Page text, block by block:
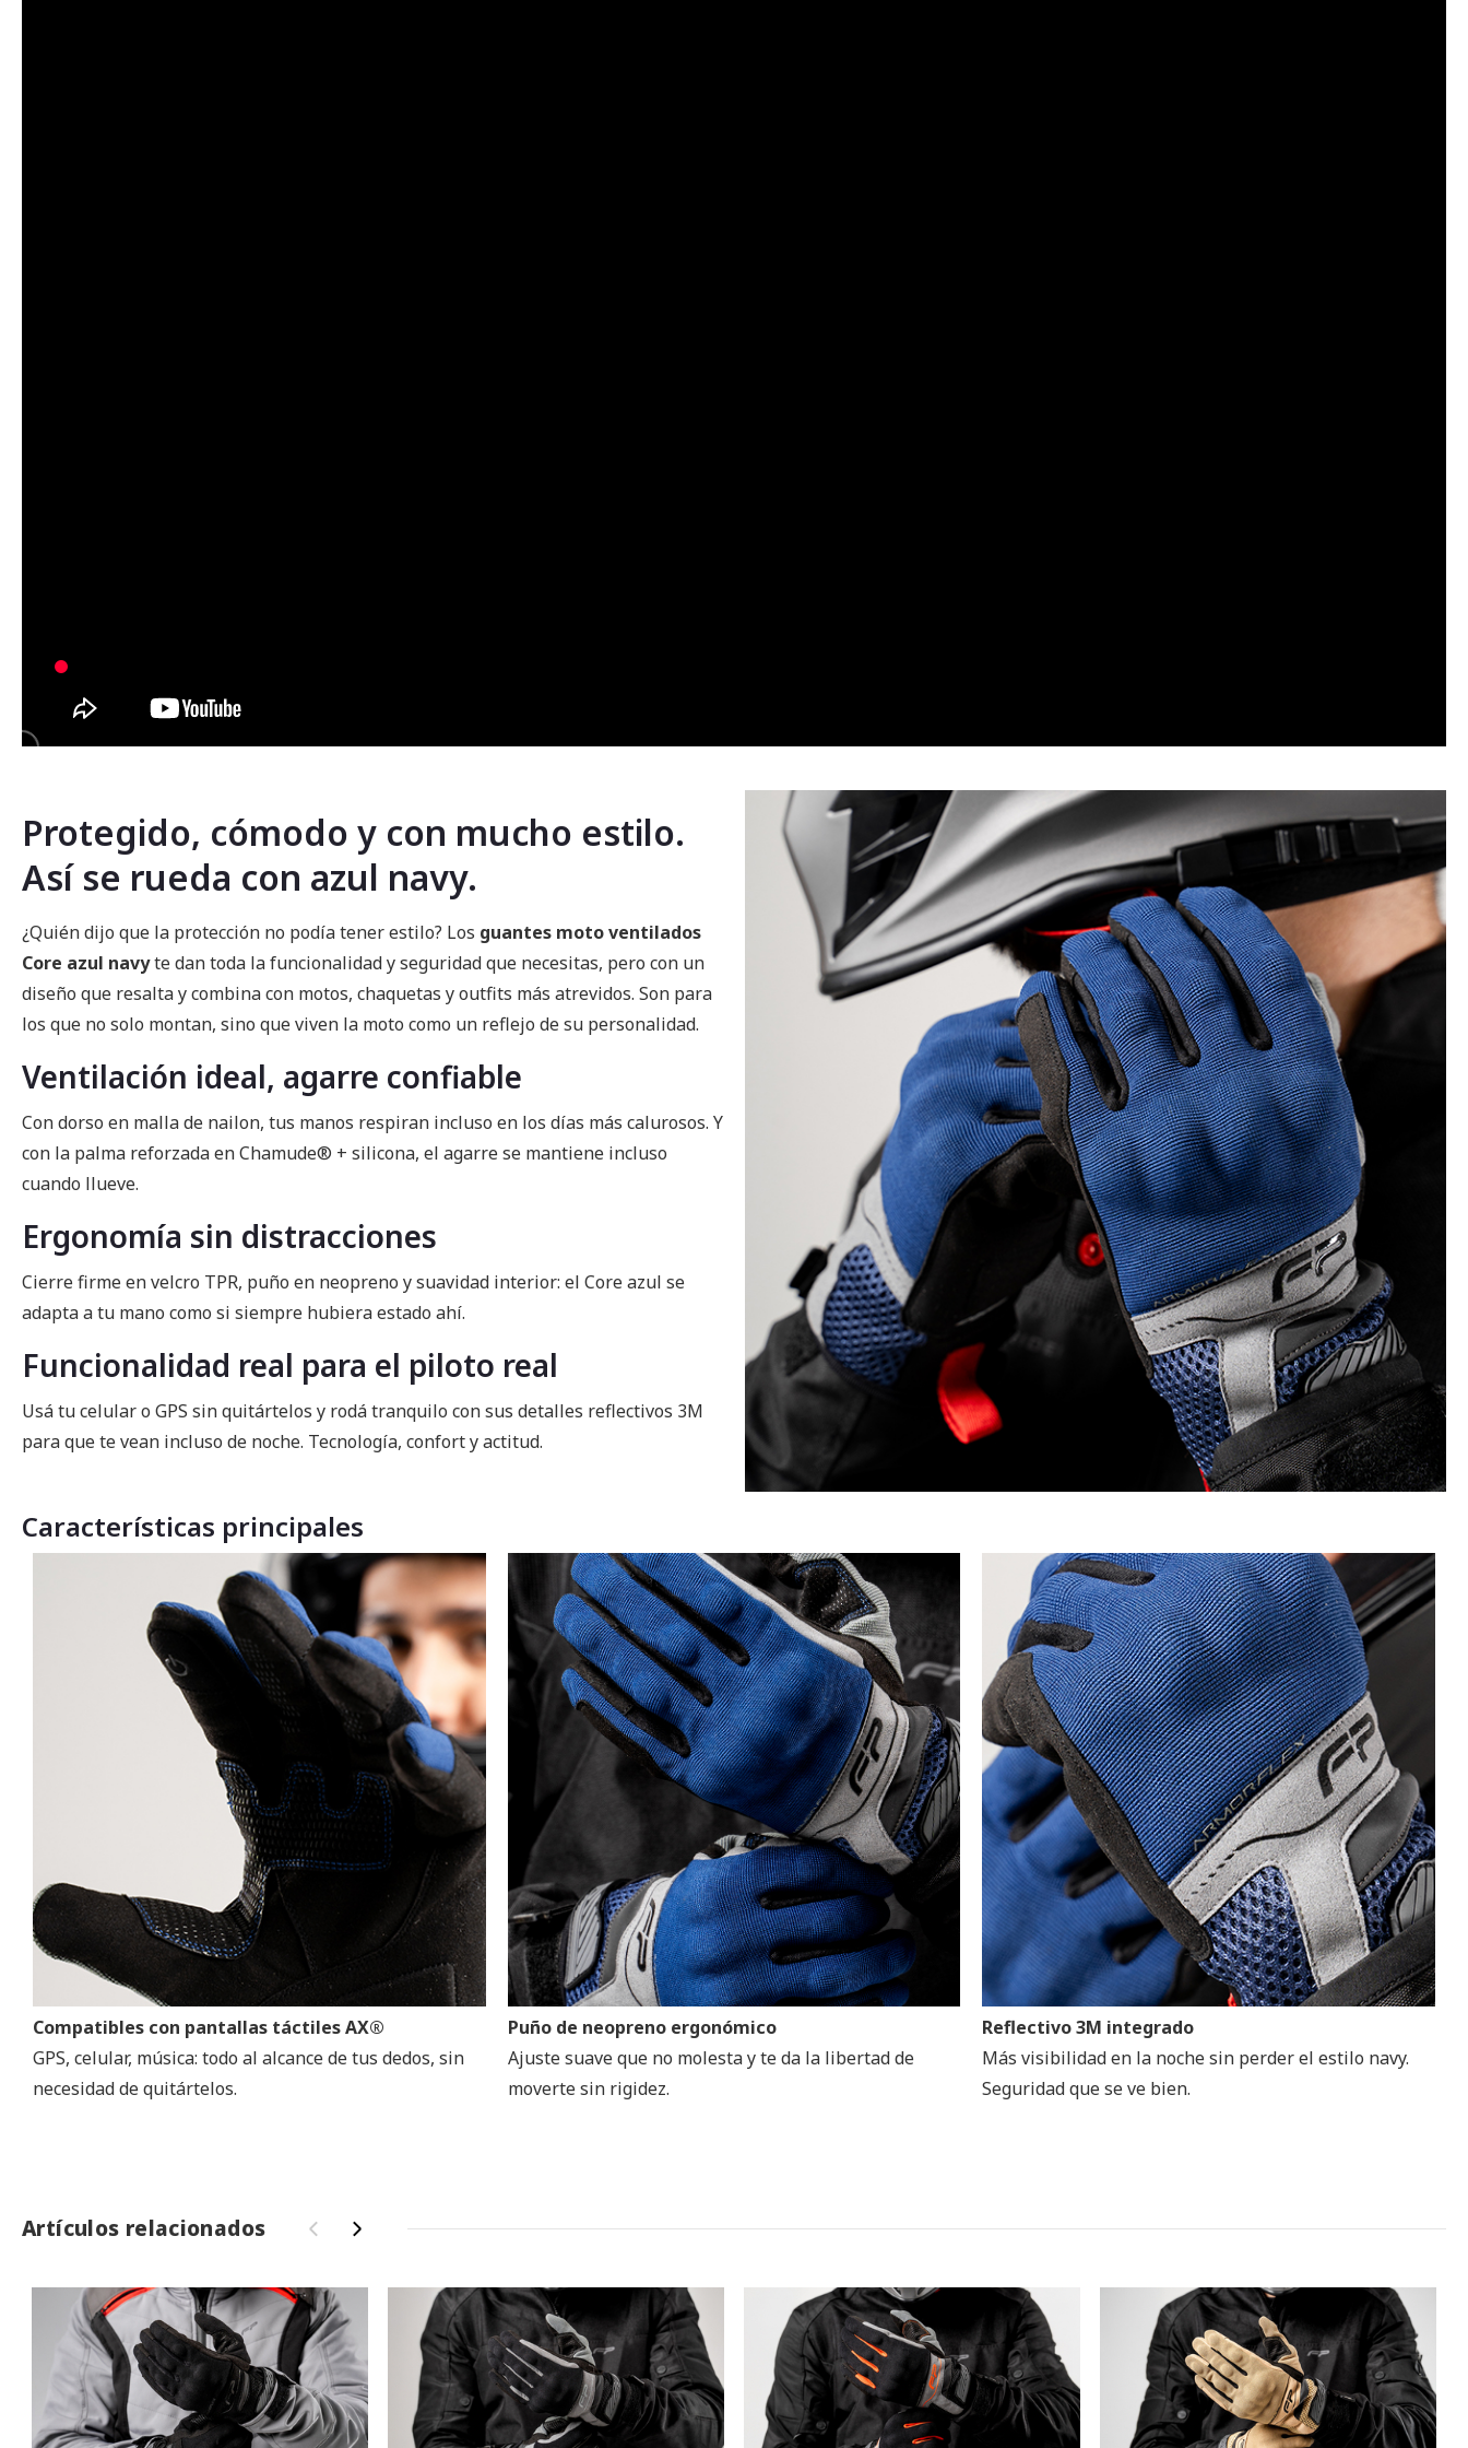
Protegido, cómodo y con mucho estilo.
Así se rueda con azul navy.
¿Quién dijo que la protección no podía tener estilo? Los guantes moto ventilados
Core azul navyte dan toda la funcionalidad y seguridad que necesitas, pero con un
diseño que resalta y combina con motos, chaquetas y outfits más atrevidos. Son para
los que no solo montan, sino que viven la moto como un reflejo de su personalidad.
Ventilación ideal, agarre confiable
Con dorso en malla de nailon, tus manos respiran incluso en los días más calurosos. Y
con la palma reforzada en Chamude® + silicona, el agarre se mantiene incluso
cuando llueve.
Ergonomía sin distracciones
Cierre firme en velcro TPR, puño en neopreno y suavidad interior: el Core azul se
adapta a tu mano como si siempre hubiera estado ahí.
Funcionalidad real para el piloto real
Usá tu celular o GPS sin quitártelos y rodá tranquilo con sus detalles reflectivos 3M
para que te vean incluso de noche. Tecnología, confort y actitud.
Características principales
Compatibles con pantallas táctiles AX®
GPS, celular, música: todo al alcance de tus dedos, sin
necesidad de quitártelos.
Puño de neopreno ergonómico
Ajuste suave que no molesta y te da la libertad de
moverte sin rigidez.
Reflectivo 3M integrado
Más visibilidad en la noche sin perder el estilo navy.
Seguridad que se ve bien.
Artículos relacionados ‹ ›